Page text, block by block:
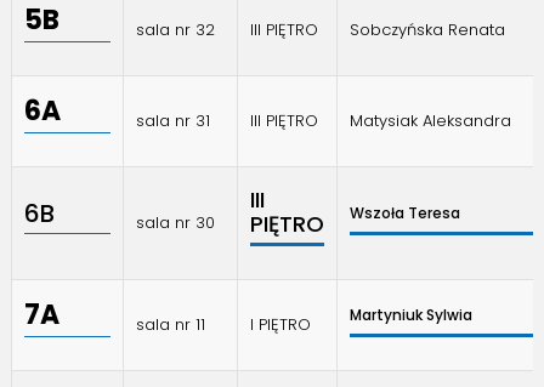
5B sala nr 32 III PIĘTRO Sobczyńska Renata
6A sala nr 31 III PIĘTRO Matysiak Aleksandra
6B sala nr 30
III
PIĘTRO
Wszoła Teresa
7A sala nr 11 I PIĘTRO Martyniuk Sylwia